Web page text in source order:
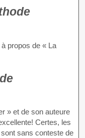
à propos de « La
» et de son auteure
Certes, les
sans conteste de